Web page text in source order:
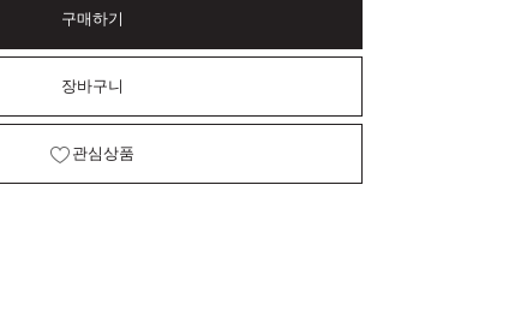
구매하기
장바구니
관심상품